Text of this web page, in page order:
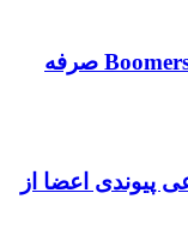
چرا Millennials ها باید دو برابر Boomers صرفه
پیوندی اعضا از